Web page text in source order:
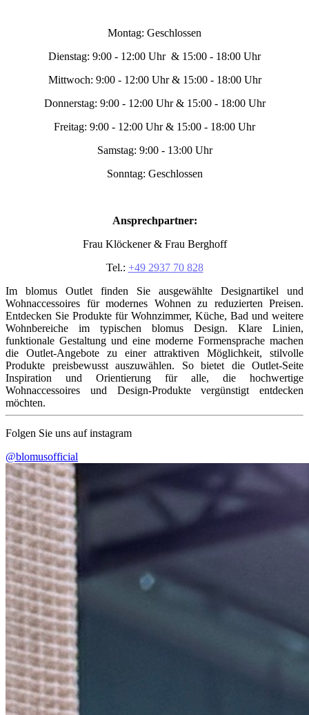
Montag: Geschlossen
Dienstag: 9:00 - 12:00 Uhr & 15:00 - 18:00 Uhr
Mittwoch: 9:00 - 12:00 Uhr & 15:00 - 18:00 Uhr
Donnerstag: 9:00 - 12:00 Uhr & 15:00 - 18:00 Uhr
Freitag: 9:00 - 12:00 Uhr & 15:00 - 18:00 Uhr
Samstag: 9:00 - 13:00 Uhr
Sonntag: Geschlossen
Ansprechpartner:
Frau Klöckener & Frau Berghoff
Tel.: +49 2937 70 828
Im blomus Outlet finden Sie ausgewählte Designartikel und
Wohnaccessoires für modernes Wohnen zu reduzierten Preisen.
Entdecken Sie Produkte für Wohnzimmer, Küche, Bad und weitere
Wohnbereiche im typischen blomus Design. Klare Linien,
funktionale Gestaltung und eine moderne Formensprache machen
die Outlet-Angebote zu einer attraktiven Möglichkeit, stilvolle
Produkte preisbewusst auszuwählen. So bietet die Outlet-Seite
Inspiration und Orientierung für alle, die hochwertige
Wohnaccessoires und Design-Produkte vergünstigt entdecken
möchten.
Folgen Sie uns auf instagram
@blomusofficial